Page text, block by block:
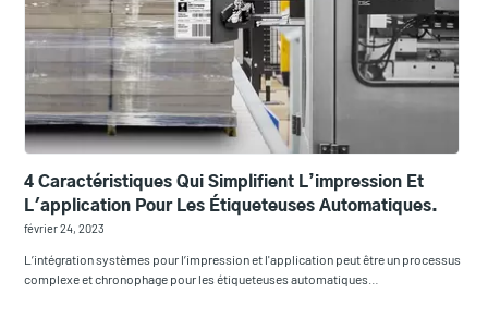
4 Caractéristiques Qui Simplifient L’impression Et
L'application Pour Les Étiqueteuses Automatiques.
février 24, 2023
L’intégration systèmes pour l’impression et l'application peut être un processus
complexe et chronophage pour les étiqueteuses automatiques…